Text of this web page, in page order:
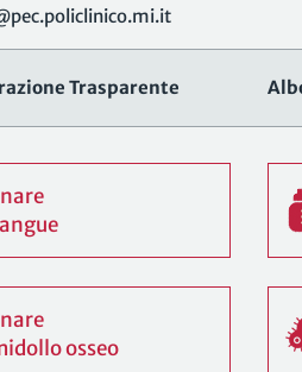
Trasparente
osseo